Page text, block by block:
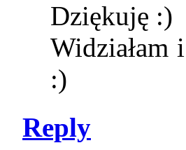
Dziękuję :)
Widziałam
:)
Reply